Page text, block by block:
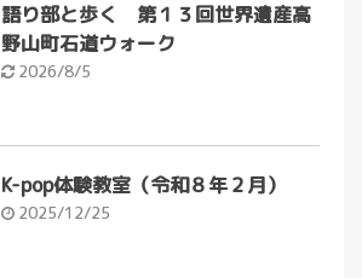
語り部と歩く 第１３回世界遺産高
野山町石道ウォーク
2026/8/5
K-pop体験教室（令和８年２月）
2025/12/25